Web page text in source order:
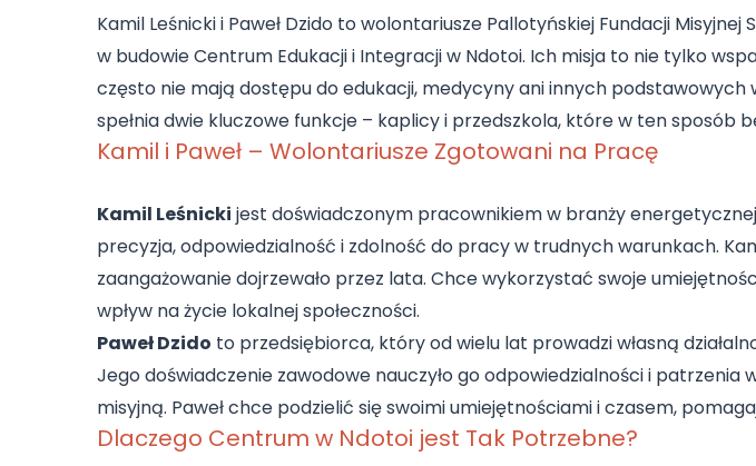
Kamil Leśnicki i Paweł Dzido to wolontariusze Pallotyńskiej Fundacji
w budowie Centrum Edukacji i Integracji w Ndotoi. Ich misja to nie tylko
często nie mają dostępu do edukacji, medycyny ani innych
spełnia dwie kluczowe funkcje – kaplicy i przedszkola, które w ten sposób
Kamil i Paweł – Wolontariusze Zgotowani na Pracę
Kamil Leśnicki jest doświadczonym pracownikiem w branży
precyzja, odpowiedzialność i zdolność do pracy w trudnych warunkach.
zaangażowanie dojrzewało przez lata. Chce wykorzystać swoje
wpływ na życie lokalnej społeczności.
Paweł Dzido to przedsiębiorca, który od wielu lat prowadzi własną
Jego doświadczenie zawodowe nauczyło go odpowiedzialności i
misyjną. Paweł chce podzielić się swoimi umiejętnościami i czasem,
Dlaczego Centrum w Ndotoi jest Tak Potrzebne?